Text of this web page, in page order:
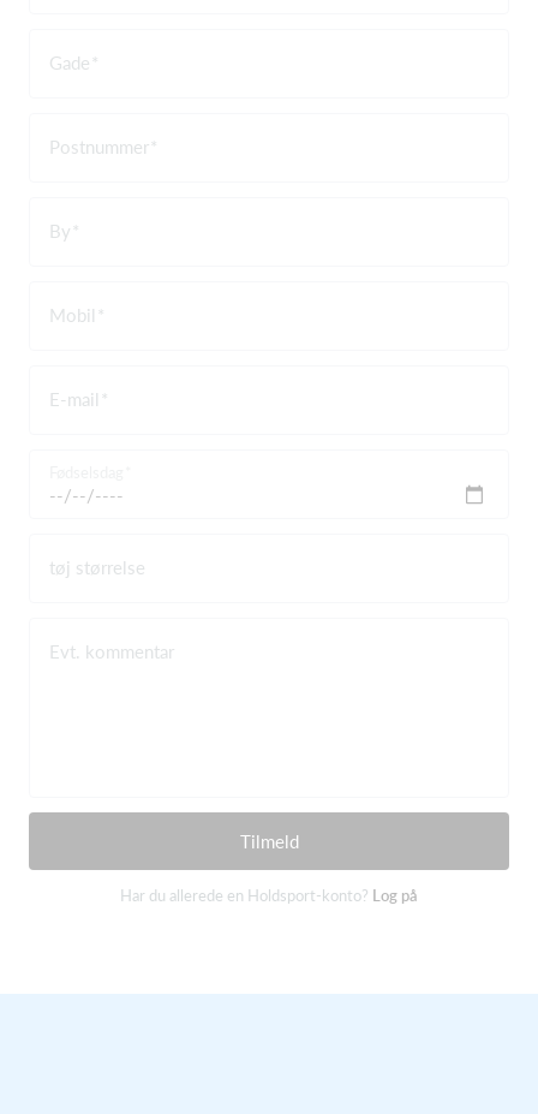
Gade
Postnummer
By
Mobil
E-mail
tøj størrelse
Evt. kommentar
Tilmeld
Har du allerede en Holdsport-konto? Log på